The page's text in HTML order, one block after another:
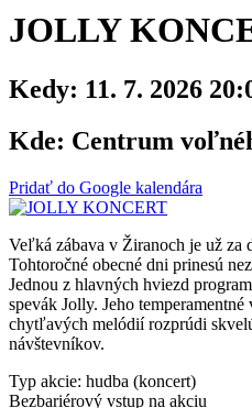
JOLLY
Kedy: 11. 7. 2026
Kde: Centrum
Pridať do Google kalendára
Veľká zábava v Žiranoch je už za
Tohtoročné obecné dni prinesú
Jednou z hlavných hviezd
spevák Jolly. Jeho
chytľavých melódií rozprúdi
návštevníkov.
Typ akcie: hudba (koncert)
Bezbariérový vstup na akciu